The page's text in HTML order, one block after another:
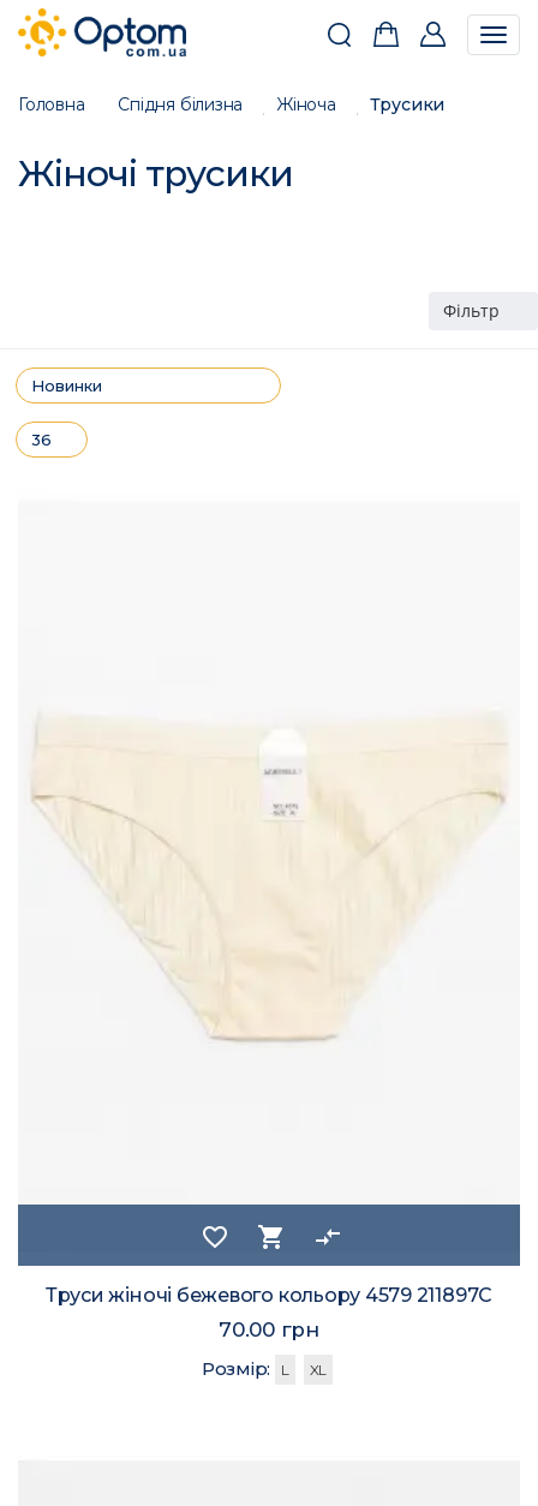
Головна
Спідня білизна Жіноча Трусики
Жіночі трусики
Фільтр
favorite_border shopping_cart compare_arrows
Труси жіночі бежевого кольору 4579 211897C
70.00 грн
Розмір: L XL